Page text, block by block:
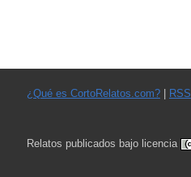
¿Qué es CortoRelatos.com?| RSS
Relatos publicados bajo licencia